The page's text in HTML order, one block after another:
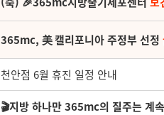
365mc, 美 캘리포니아 주정부 선정
천안점 6월 휴진 일정 안내
🎬지방 하나만 365mc의 질주는 계